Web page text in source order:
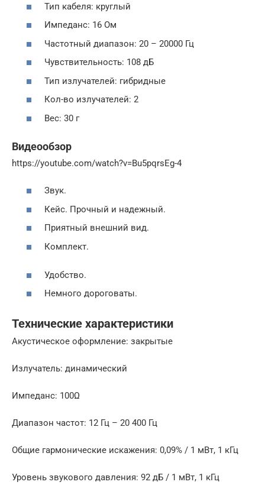
Тип кабеля: круглый
Импеданс: 16 Ом
Частотный диапазон: 20 – 20000 Гц
Чувствительность: 108 дБ
Тип излучателей: гибридные
Кол-во излучателей: 2
Вес: 30 г
Видеообзор
https://youtube.com/watch?v=Bu5pqrsEg-4
Звук.
Кейс. Прочный и надежный.
Приятный внешний вид.
Комплект.
Удобство.
Немного дороговаты.
Технические характеристики
Акустическое оформление: закрытые
Излучатель: динамический
Импеданс: 100Ω
Диапазон частот: 12 Гц – 20 400 Гц
Общие гармонические искажения: 0,09% / 1 мВт, 1 кГц
Уровень звукового давления: 92 дБ / 1 мВт, 1 кГц